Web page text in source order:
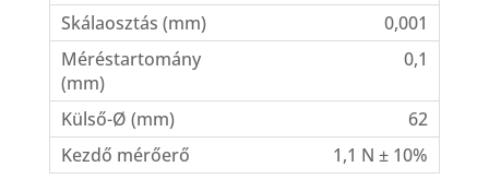
0,001
0,1
62
1,1 N ± 10%